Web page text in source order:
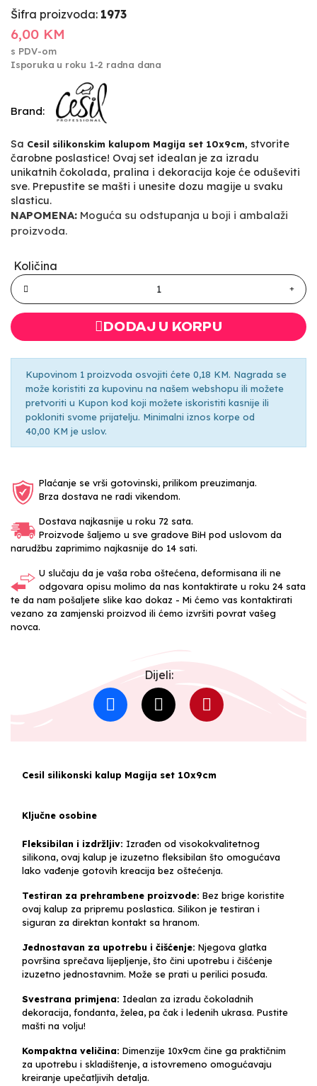
Šifra proizvoda: 1973
6,00 KM
s PDV-om
Isporuka u roku 1-2 radna dana
Brand:
Sa Cesil silikonskim kalupom Magija set 10x9cm, stvorite
čarobne poslastice! Ovaj set idealan je za izradu
unikatnih čokolada, pralina i dekoracija koje će oduševiti
sve. Prepustite se mašti i unesite dozu magije u svaku
slasticu.
NAPOMENA: Moguća su odstupanja u boji i ambalaži
proizvoda.
Količina
DODAJ U KORPU
Kupovinom 1 proizvoda osvojiti ćete 0,18 KM. Nagrada se
može koristiti za kupovinu na našem webshopu ili možete
pretvoriti u Kupon kod koji možete iskoristiti kasnije ili
pokloniti svome prijatelju. Minimalni iznos korpe od
40,00 KM je uslov.
Plaćanje se vrši gotovinski, prilikom preuzimanja.
Brza dostava ne radi vikendom.
Dostava najkasnije u roku 72 sata.
Proizvode šaljemo u sve gradove BiH pod uslovom da
narudžbu zaprimimo najkasnije do 14 sati.
U slučaju da je vaša roba oštećena, deformisana ili ne
odgovara opisu molimo da nas kontaktirate u roku 24 sata
te da nam pošaljete slike kao dokaz - Mi ćemo vas kontaktirati
vezano za zamjenski proizvod ili ćemo izvršiti povrat vašeg
novca.
Dijeli:
Cesil silikonski kalup Magija set 10x9cm
Ključne osobine
Fleksibilan i izdržljiv: Izrađen od visokokvalitetnog
silikona, ovaj kalup je izuzetno fleksibilan što omogućava
lako vađenje gotovih kreacija bez oštećenja.
Testiran za prehrambene proizvode: Bez brige koristite
ovaj kalup za pripremu poslastica. Silikon je testiran i
siguran za direktan kontakt sa hranom.
Jednostavan za upotrebu i čišćenje: Njegova glatka
površina sprečava lijepljenje, što čini upotrebu i čišćenje
izuzetno jednostavnim. Može se prati u perilici posuđa.
Svestrana primjena: Idealan za izradu čokoladnih
dekoracija, fondanta, želea, pa čak i ledenih ukrasa. Pustite
mašti na volju!
Kompaktna veličina: Dimenzije 10x9cm čine ga praktičnim
za upotrebu i skladištenje, a istovremeno omogućavaju
kreiranje upečatljivih detalja.